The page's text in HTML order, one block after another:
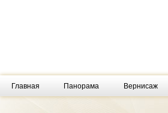
Главная Панорама Вернисаж